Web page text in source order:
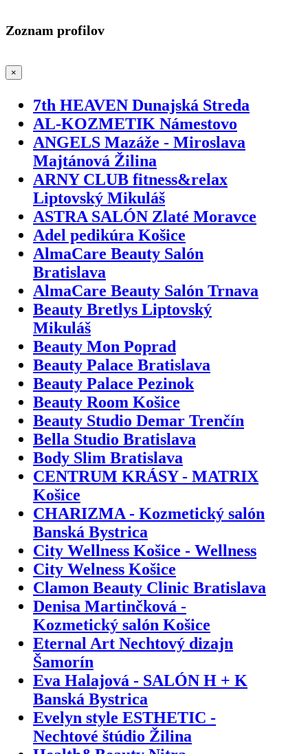
Zoznam profilov
×
7th HEAVEN Dunajská Streda
AL-KOZMETIK Námestovo
ANGELS Mazáže - Miroslava
Majtánová Žilina
ARNY CLUB fitness&relax
Liptovský Mikuláš
ASTRA SALÓN Zlaté Moravce
Adel pedikúra Košice
AlmaCare Beauty Salón
Bratislava
AlmaCare Beauty Salón Trnava
Beauty Bretlys Liptovský
Mikuláš
Beauty Mon Poprad
Beauty Palace Bratislava
Beauty Palace Pezinok
Beauty Room Košice
Beauty Studio Demar Trenčín
Bella Studio Bratislava
Body Slim Bratislava
CENTRUM KRÁSY - MATRIX
Košice
CHARIZMA - Kozmetický salón
Banská Bystrica
City Wellness Košice - Wellness
City Welness Košice
Clamon Beauty Clinic Bratislava
Denisa Martinčková -
Kozmetický salón Košice
Eternal Art Nechtový dizajn
Šamorín
Eva Halajová - SALÓN H + K
Banská Bystrica
Evelyn style ESTHETIC -
Nechtové štúdio Žilina